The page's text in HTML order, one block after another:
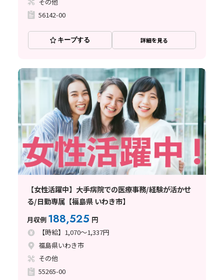
56142-00
キープする 詳細を見る
【女性活躍中】大手病院での医療事務/経験が活かせ
る/日勤専属【福島県 いわき市】
月収例 188,525 円
【時給】1,070～1,337円
福島県いわき市
その他
55265-00